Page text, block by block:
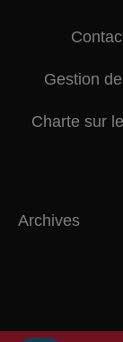
Gestion
Charte sur
Archives